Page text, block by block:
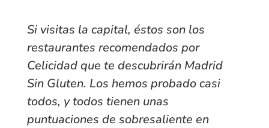
Si visitas la capital, éstos son los
restaurantes recomendados por
Celicidad que te descubrirán Madrid
Sin Gluten. Los hemos probado casi
todos, y todos tienen unas
puntuaciones de sobresaliente en